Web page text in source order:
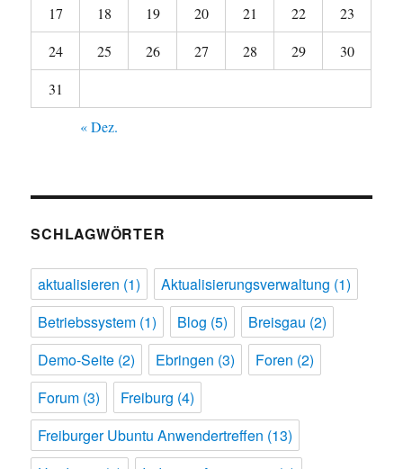
17
18 19 20 21 22
23
24
25 26 27 28 29
30
31
« Dez.
SCHLAGWÖRTER
aktualisieren (1) Aktualisierungsverwaltung (1)
Betriebssystem (1) Blog (5) Breisgau (2)
Demo-Seite (2) Ebringen (3) Foren (2)
Forum (3) Freiburg (4)
Freiburger Ubuntu Anwendertreffen (13)